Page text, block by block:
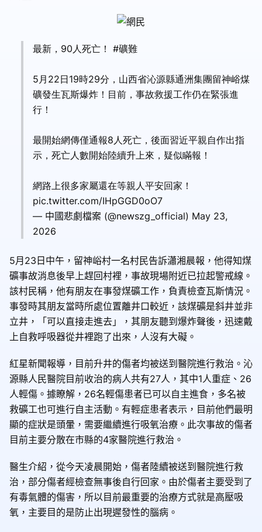
最新，90人死亡！ #礦難
5月22日19時29分，山西省沁源縣通洲集團留神峪煤
礦發生瓦斯爆炸！目前，事故救援工作仍在緊張進
行！
最開始網傳僅通報8人死亡，後面習近平親自作出指
示，死亡人數開始陸續升上來，疑似瞞報！
網路上很多家屬還在等親人平安回家！
pic.twitter.com/IHpGGD0oO7
— 中國悲劇檔案 (@newszg_official) May 23,
2026
5月23日中午，留神峪村一名村民告訴瀟湘晨報，他得知煤
礦事故消息後早上趕回村裡，事故現場附近已拉起警戒線。
該村民稱，他有朋友在事發煤礦工作，負責檢查瓦斯情況。
事發時其朋友當時所處位置離井口較近，該煤礦是斜井並非
立井，「可以直接走進去」，其朋友聽到爆炸聲後，迅速戴
上自救呼吸器從井裡跑了出來，人沒有大礙。
紅星新聞報導，目前升井的傷者均被送到醫院進行救治。沁
源縣人民醫院目前收治的病人共有27人，其中1人重症、26
人輕傷。據瞭解，26名輕傷患者已可以自主進食，多名被
救礦工也可進行自主活動。有輕症患者表示，目前他們最明
顯的症狀是頭暈，需要繼續進行吸氧治療。此次事故的傷者
目前主要分散在市縣的4家醫院進行救治。
醫生介紹，從今天凌晨開始，傷者陸續被送到醫院進行救
治，部分傷者經檢查無事後自行回家。由於傷者主要受到了
有毒氣體的傷害，所以目前最重要的治療方式就是高壓吸
氧，主要目的是防止出現遲發性的腦病。